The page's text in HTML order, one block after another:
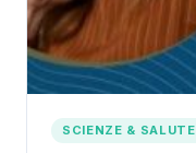
SCIENZE & SALUTE